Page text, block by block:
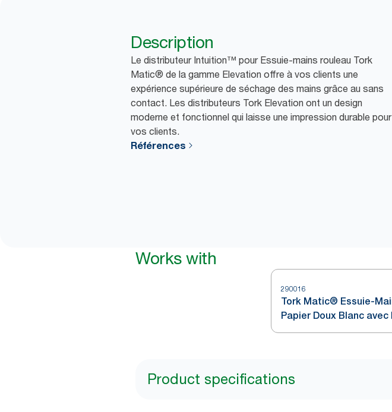
Description
Le distributeur Intuition™ pour Essuie-mains rouleau Tork
Matic® de la gamme Elevation offre à vos clients une
expérience supérieure de séchage des mains grâce au sans
contact. Les distributeurs Tork Elevation ont un design
moderne et fonctionnel qui laisse une impression durable pour
vos clients.
Références
Works with
290016
Tork Matic® Essuie-
Papier Doux Blanc avec
Bleue H1
Product specifications